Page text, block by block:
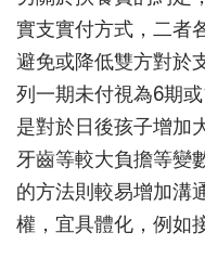
實支實付方式，二者
避免或降低雙方對於
列一期未付視為6期
是對於日後孩子增加
牙齒等較大負擔等變
的方法則較易增加溝
權，宜具體化，例如